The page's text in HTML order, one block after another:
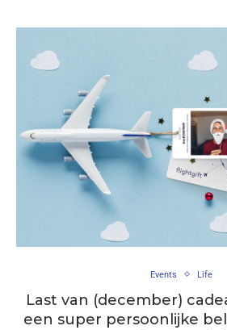
Events Life
Last van (december)
een super persoonlijke